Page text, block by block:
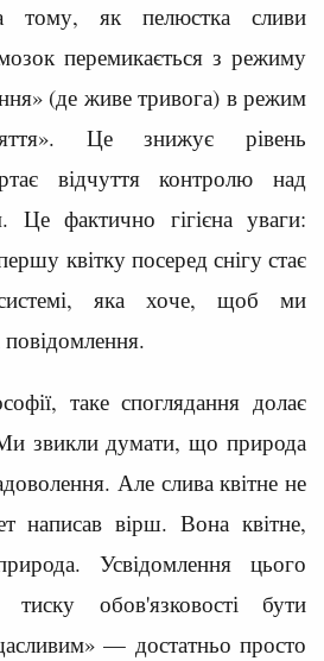
тому, як пелюстка сливи
перемикається з режиму
(де живе тривога) в режим
Це знижує рівень
відчуття контролю над
Це фактично гігієна уваги:
квітку посеред снігу стає
яка хоче, щоб ми
таке споглядання долає
звикли думати, що природа
Але слива квітне не
написав вірш. Вона квітне,
Усвідомлення цього
обов'язковості бути
— достатньо просто